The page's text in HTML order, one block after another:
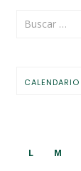
CALENDARIO
L M